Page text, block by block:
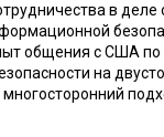
в деле
общения с США по
на